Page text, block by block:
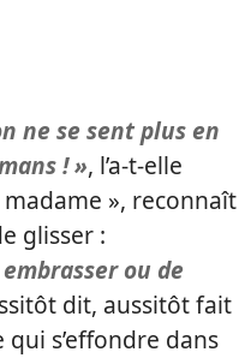
ne se sent plus en
! », l’a-t-elle
madame », reconnaît
glisser :
ou de
dit, aussitôt fait
s’effondre dans